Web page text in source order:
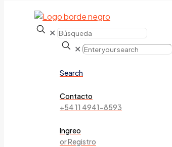
✕
✕
Search
Contacto
+54 11 4941-8593
Ingreo
or Registro